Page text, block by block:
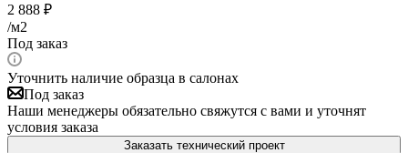
2 888 ₽
/м2
Под заказ
Уточнить наличие образца в салонах
Под заказ
Наши менеджеры обязательно свяжутся с вами и уточнят
условия заказа
Заказать технический проект